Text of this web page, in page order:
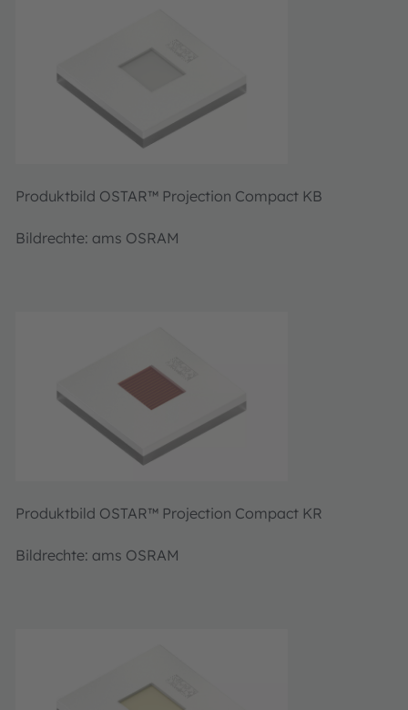
Produktbild OSTAR™ Projection Compact KB
Bildrechte: ams OSRAM
Produktbild OSTAR™ Projection Compact KR
Bildrechte: ams OSRAM